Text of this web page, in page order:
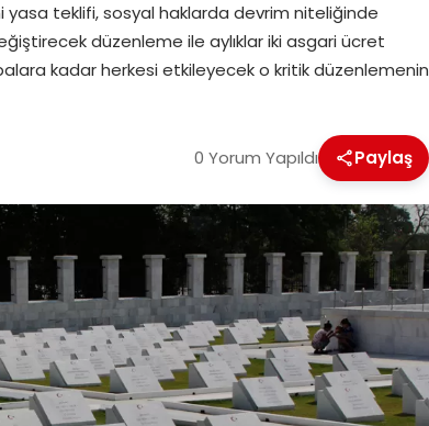
yasa teklifi, sosyal haklarda devrim niteliğinde
düzenleme ile aylıklar iki asgari ücret
kadar herkesi etkileyecek o kritik düzenlemenin
0 Yorum Yapıldı Paylaş